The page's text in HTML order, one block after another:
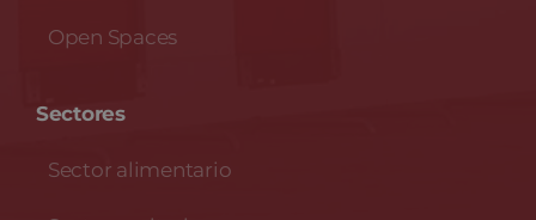
Open Spaces
Sectores
Sector alimentario